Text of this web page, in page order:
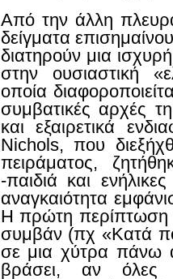
Από την άλλη
δείγματα
διατηρούν μια
στην ουσιαστική
οποία
συμβατικές αρχές
και εξαιρετικά
Nichols, που
πειράματος,
-παιδιά και
αναγκαιότητα
Η πρώτη περίπτωση
συμβάν (πχ «Κατά
σε μια χύτρα πάνω
βράσει, αν όλες